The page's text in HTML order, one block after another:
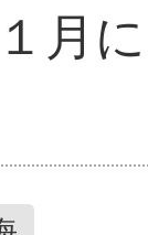
月